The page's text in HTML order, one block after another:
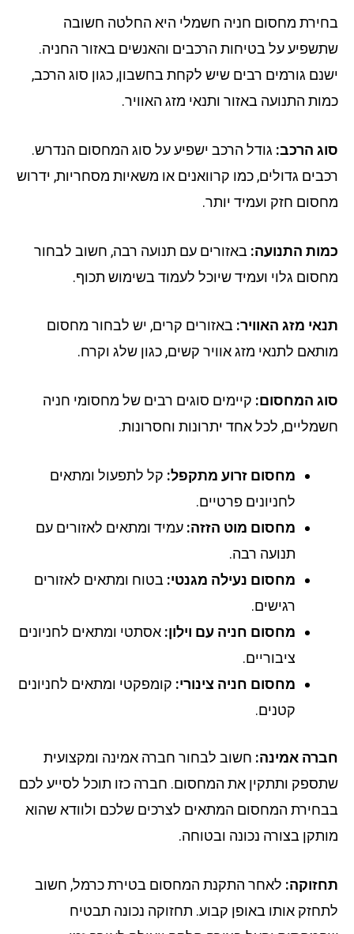
מחסום חניה חשמלי היא החלטה חשובה
על בטיחות הרכבים והאנשים באזור החניה.
גורמים רבים שיש לקחת בחשבון, כגון סוג הרכב,
התנועה באזור ותנאי מזג האוויר.
הרכב:גודל הרכב ישפיע על סוג המחסום הנדרש.
גדולים, כמו קרוואנים או משאיות מסחריות, ידרוש
חזק ועמיד יותר.
התנועה:באזורים עם תנועה רבה, חשוב לבחור
גלוי ועמיד שיוכל לעמוד בשימוש תכוף.
מזג האוויר:באזורים קרים, יש לבחור מחסום
לתנאי מזג אוויר קשים, כגון שלג וקרח.
המחסום:קיימים סוגים רבים של מחסומי חניה
לכל אחד יתרונות וחסרונות.
מחסום זרוע מתקפל:קל לתפעול ומתאים
לחניונים פרטיים.
מחסום מוט הזזה:עמיד ומתאים לאזורים עם
תנועה רבה.
מחסום נעילה מגנטי:בטוח ומתאים לאזורים
רגישים.
מחסום חניה עם וילון: אסתטי ומתאים לחניונים
ציבוריים.
מחסום חניה צינורי:קומפקטי ומתאים לחניונים
קטנים.
אמינה:חשוב לבחור חברה אמינה ומקצועית
ותתקין את המחסום. חברה כזו תוכל לסייע לכם
המחסום המתאים לצרכים שלכם ולוודא שהוא
בצורה נכונה ובטוחה.
לאחר התקנת המחסום בטירת כרמל, חשוב
אותו באופן קבוע. תחזוקה נכונה תבטיח